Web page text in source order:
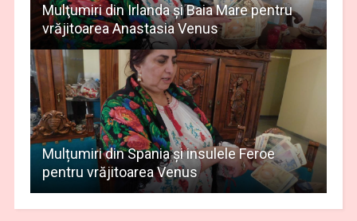
Mulţumiri din Irlanda și Baia Mare pentru
vrăjitoarea Anastasia Venus
Mulțumiri din Spania și insulele Feroe
pentru vrăjitoarea Venus